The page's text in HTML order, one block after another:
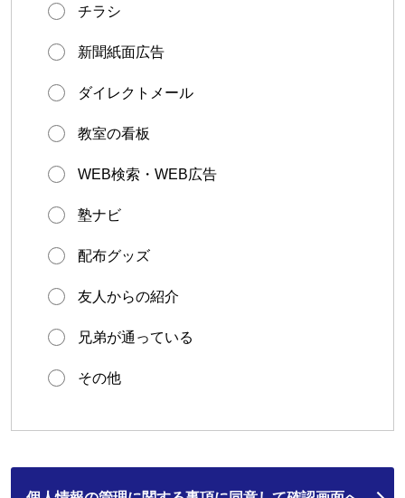
チラシ
新聞紙面広告
ダイレクトメール
教室の看板
WEB検索・WEB広告
塾ナビ
配布グッズ
友人からの紹介
兄弟が通っている
その他